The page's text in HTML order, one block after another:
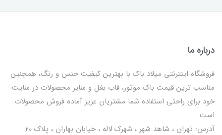
درباره ما
فروشگاه اینترنتی میلاد باک با بهترین کیفیت جنس و رنگ، همچنین
مناسب ترین قیمت باک موتور، قاب بغل و سایر محصولات در سایت
خود برای راحتی استفاده شما مشتریان عزیز آماده فروش محصولات
است .
آدرس: تهران ، شاهد شهر ، شهرک لاله ، خیابان بهاران ، پلاک ۲۰